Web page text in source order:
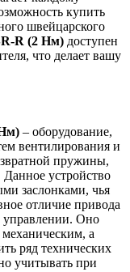
купить
швейцарского
R (2 Нм) доступен
что делает вашу
– оборудование,
вентилирования и
пружины,
устройство
заслонками, чья
отличие привода
управлении. Оно
механическим, а
ряд технических
учитывать при